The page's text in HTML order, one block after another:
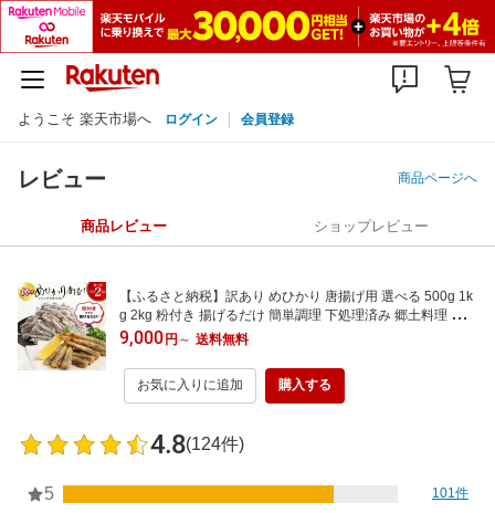
ようこそ 楽天市場へ ログイン 会員登録
レビュー 商品ページへ
商品レビュー ショップレビュー
【ふるさと納税】訳あり めひかり 唐揚げ用 選べる 500g 1k
g 2kg 粉付き 揚げるだけ 簡単調理 下処理済み 郷土料理 日向
灘 国産 海鮮 魚 海の幸 柔らかい おつまみ 南蛮漬け 弁当 夕
食 おかず 九州 グルメ 冷凍 お取り寄せ 宮崎県 延岡市 送料無
料
9,000円 ～ 送料無料
お気に入りに追加 購入する
4.8(124件)
5 101件